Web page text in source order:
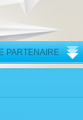
PARTENAIRE